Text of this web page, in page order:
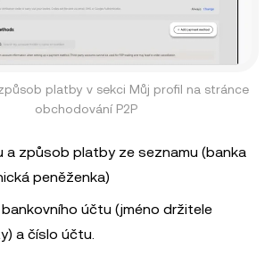
platby v sekci Můj profil na stránce
obchodování P2P
a způsob platby ze seznamu (banka
peněženka)
účtu (jméno držitele
a číslo účtu.